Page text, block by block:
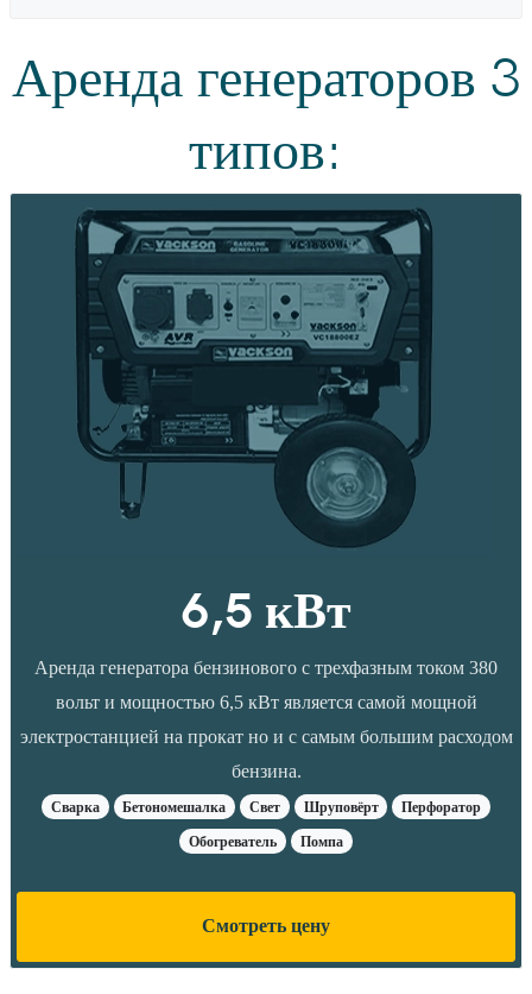
Аренда генераторов 3
типов:
6,5 кВт
Аренда генератора бензинового с трехфазным током 380
вольт и мощностью 6,5 кВт является самой мощной
электростанцией на прокат но и с самым большим расходом
бензина.
Сварка Бетономешалка Свет Шруповёрт Перфоратор
Обогреватель Помпа
Смотреть цену